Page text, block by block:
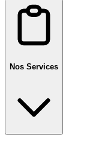
Nos Services